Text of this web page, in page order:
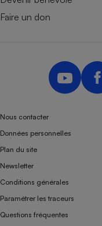
Faire un don
Nous contacter
Données personnelles
Plan du site
Newsletter
Conditions générales
Paramétrer les traceurs
Questions fréquentes